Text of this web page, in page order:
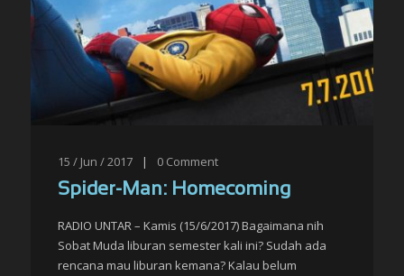
15 / Jun / 2017 | 0 Comment
Spider-Man: Homecoming
RADIO UNTAR – Kamis (15/6/2017) Bagaimana nih
Sobat Muda liburan semester kali ini? Sudah ada
rencana mau liburan kemana? Kalau belum